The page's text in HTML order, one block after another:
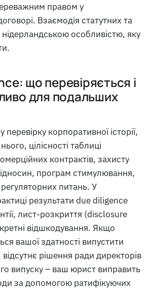
правом у
Взаємодія статутних та
нідерландською особливістю, яку
що перевіряється і
для подальших
корпоративної історії,
цілісності таблиці
контрактів, захисту
програм стимулювання,
питань. У
результати due diligence
лист-розкриття (disclosure
відшкодування. Якщо
вашої здатності випустити
відсутнє рішення ради директорів
випуску – ваш юрист виправить
за допомогою ратифікуючих